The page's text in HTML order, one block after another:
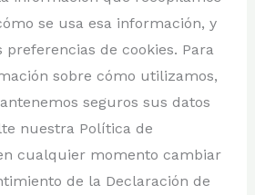
se usa esa información, y
de cookies. Para
sobre cómo utilizamos,
seguros sus datos
nuestra Política de
cualquier momento cambiar
de la Declaración de